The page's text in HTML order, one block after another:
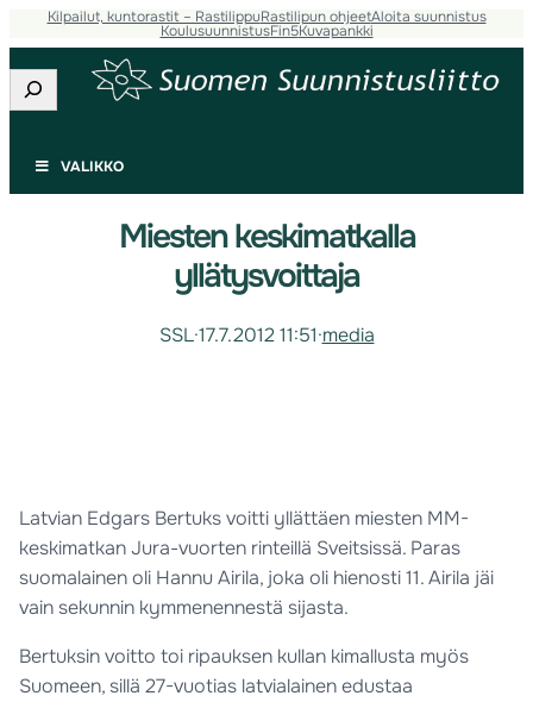
Kilpailut, kuntorastit – RastilippuRastilipun ohjeetAloita suunnistus
KoulusuunnistusFin5Kuvapankki
Etsi
VALIKKO
Miesten keskimatkalla
yllätysvoittaja
SSL·17.7.2012 11:51·media
Latvian Edgars Bertuks voitti yllättäen miesten MM-
keskimatkan Jura-vuorten rinteillä Sveitsissä. Paras
suomalainen oli Hannu Airila, joka oli hienosti 11. Airila jäi
vain sekunnin kymmenennestä sijasta.
Bertuksin voitto toi ripauksen kullan kimallusta myös
Suomeen, sillä 27-vuotias latvialainen edustaa